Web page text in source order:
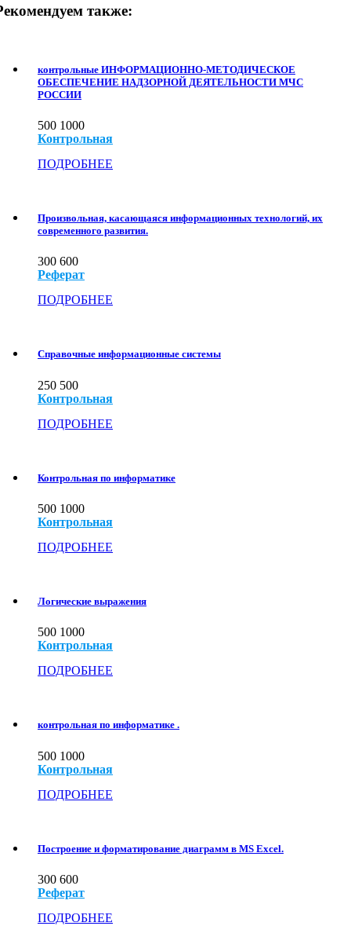
также:
контрольные ИНФОРМАЦИОННО-МЕТОДИЧЕСКОЕ
ОБЕСПЕЧЕНИЕ НАДЗОРНОЙ ДЕЯТЕЛЬНОСТИ МЧС
РОССИИ
500 1000
Контрольная
ПОДРОБНЕЕ
Произвольная, касающаяся информационных технологий, их
современного развития.
300 600
Реферат
ПОДРОБНЕЕ
Справочные информационные системы
250 500
Контрольная
ПОДРОБНЕЕ
Контрольная по информатике
500 1000
Контрольная
ПОДРОБНЕЕ
Логические выражения
500 1000
Контрольная
ПОДРОБНЕЕ
контрольная по информатике .
500 1000
Контрольная
ПОДРОБНЕЕ
Построение и форматирование диаграмм в MS Excel.
300 600
Реферат
ПОДРОБНЕЕ